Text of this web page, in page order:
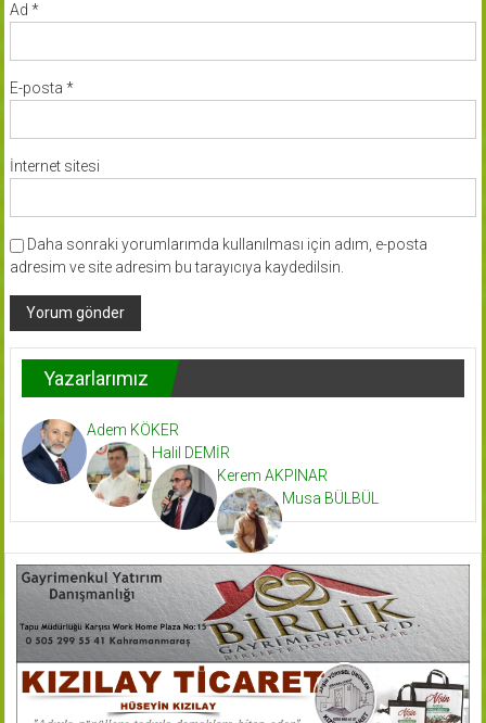
Ad *
E-posta *
İnternet sitesi
Daha sonraki yorumlarımda kullanılması için adım, e-posta
adresim ve site adresim bu tarayıcıya kaydedilsin.
Yazarlarımız
Adem KÖKER
Halil DEMİR
Kerem AKPINAR
Musa BÜLBÜL